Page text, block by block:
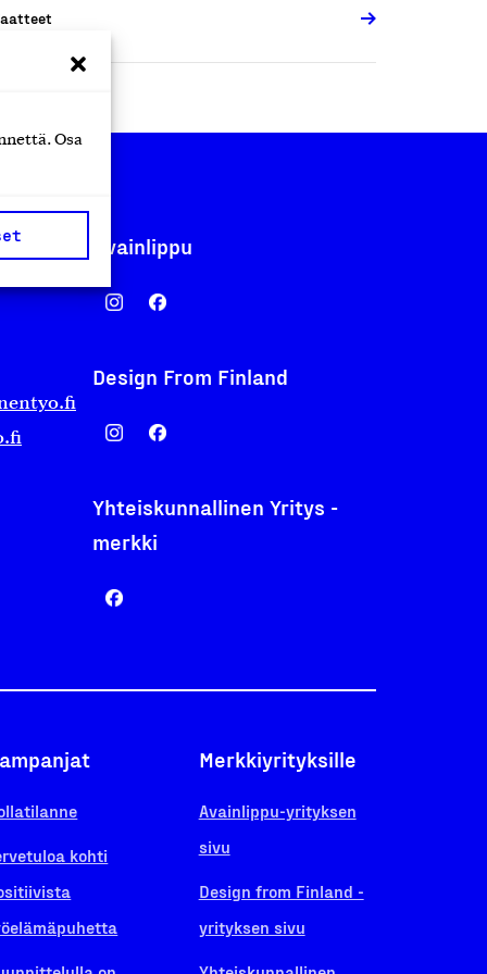
Osa
Avainlippu
Design From Finland
Yhteiskunnallinen Yritys -
merkki
kohti
Merkkiyrityksille
Avainlippu-yrityksen
sivu
Design from Finland -
yrityksen sivu